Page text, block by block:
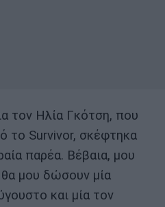
τον Ηλία Γκότση, που
το Survivor, σκέφτηκα
παρέα. Βέβαια, μου
μου δώσουν μία
και μία τον